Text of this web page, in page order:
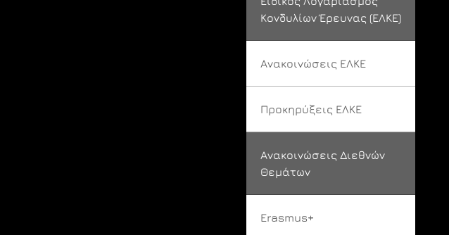
Κονδυλίων Έρευνας (ΕΛΚΕ)
Ανακοινώσεις ΕΛΚΕ
Προκηρύξεις ΕΛΚΕ
Ανακοινώσεις Διεθνών
Θεμάτων
Erasmus+